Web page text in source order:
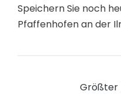
Speichern Sie noch
Pfaffenhofen an der
Größter